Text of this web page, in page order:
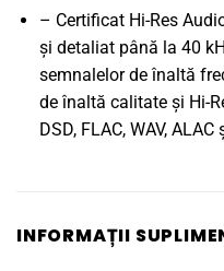
– Certificat Hi-Res
și detaliat până la 40
semnalelor de înaltă
de înaltă calitate și Hi-
DSD, FLAC, WAV, ALAC
INFORMAȚII